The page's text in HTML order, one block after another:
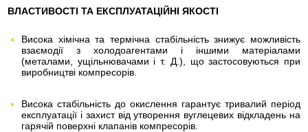
ВЛАСТИВОСТІ ТА ЕКСПЛУАТАЦІЙНІ ЯКОСТІ
Висока хімічна та термічна стабільність знижує можливість
взаємодії з холодоагентами і іншими матеріалами
(металами, ущільнювачами і т. Д.), що застосовуються при
виробництві компресорів.
Висока стабільність до окислення гарантує тривалий період
експлуатації і захист від утворення вуглецевих відкладень на
гарячій поверхні клапанів компресорів.